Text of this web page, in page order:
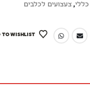
כללי, צעצועים לכלבים
TO WISHLIST